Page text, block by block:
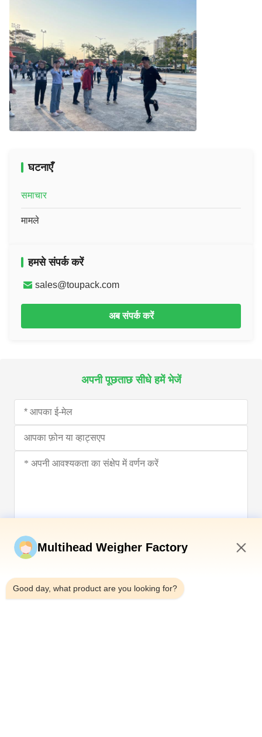
घटनाएँ
समाचार
मामले
हमसे संपर्क करें
sales@toupack.com
अब संपर्क करें
अपनी पूछताछ सीधे हमें भेजें
Multihead Weigher Factory
Good day, what product are you looking for?